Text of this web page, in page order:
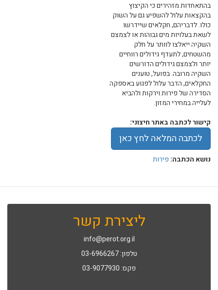
בהתאחדות מזהירים כי הקיצוץ
בהקצאות עלול להשפיע גם על השוק
כולו. לדבריהם, חקלאים שיידרשו
לשאת בעלויות מים גבוהות או לצמצם
השקיה ייאלצו לוותר על חלק
מהשטחים, לתעדף גידולים רווחיים
יותר ולצמצם גידולים הדורשים
השקיה מרובה. בפועל, טוענים
החקלאים, הדבר עלול לפגוע באספקה
הסדירה של פירות וירקות ולהביא
לעלייה במחירי המזון.
קישור לכתבה באתר חיצוני:
לכתבה המלאה לחץ כאן
נושא הכתבה: פירות
ליצירת קשר
info@perot.org.il
טלפון: 03-6966267
פקס: 03-9077930